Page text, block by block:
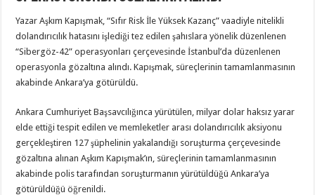
Yazar Aşkım Kapışmak, “Sıfır Risk İle Yüksek Kazanç” vaadiyle nitelikli
dolandırıcılık hatasını işlediği tez edilen şahıslara yönelik düzenlenen
“Sibergöz-42” operasyonları çerçevesinde İstanbul’da düzenlenen
operasyonla gözaltına alındı. Kapışmak, süreçlerinin tamamlanmasının
akabinde Ankara’ya götürüldü.
Ankara Cumhuriyet Başsavcılığınca yürütülen, milyar dolar haksız yarar
elde ettiği tespit edilen ve memleketler arası dolandırıcılık aksiyonu
gerçekleştiren 127 şüphelinin yakalandığı soruşturma çerçevesinde
gözaltına alınan Aşkım Kapışmak’ın, süreçlerinin tamamlanmasının
akabinde polis tarafından soruşturmanın yürütüldüğü Ankara’ya
götürüldüğü öğrenildi.